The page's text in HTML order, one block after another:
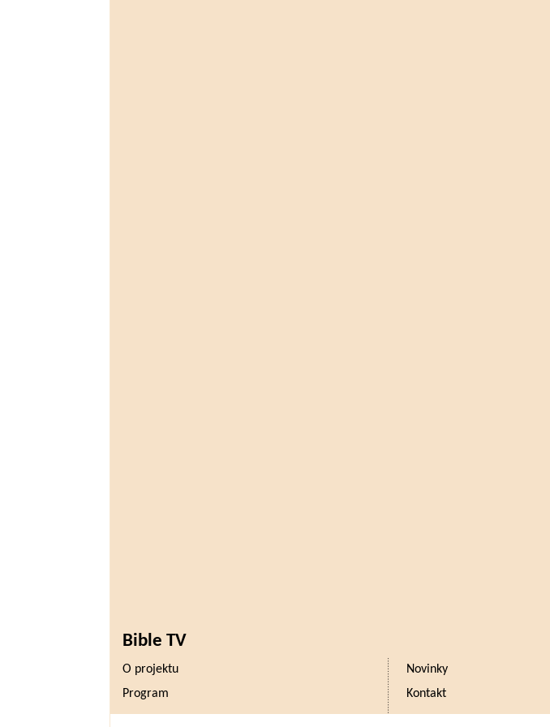
Bible TV
O projektu Novinky
Program
Kontakt